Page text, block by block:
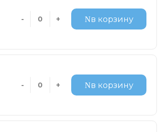
- + в корзину
- + в корзину